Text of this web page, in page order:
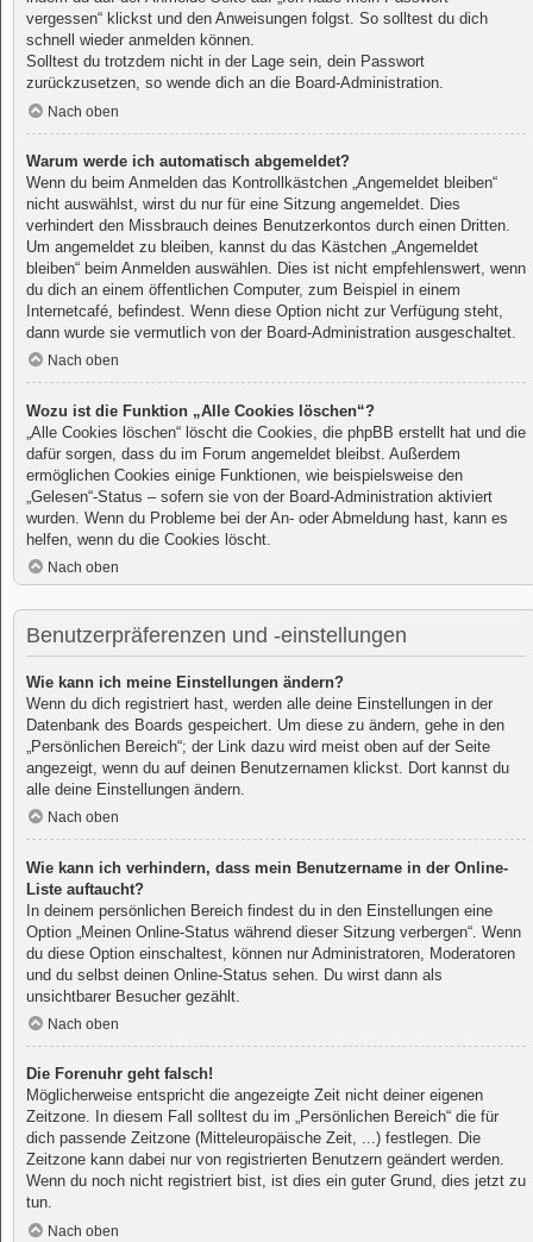
vergessen“ klickst und den Anweisungen folgst. So solltest du dich
schnell wieder anmelden können.
Solltest du trotzdem nicht in der Lage sein, dein Passwort
zurückzusetzen, so wende dich an die Board-Administration.
Nach oben
Warum werde ich automatisch abgemeldet?
Wenn du beim Anmelden das Kontrollkästchen „Angemeldet bleiben“
nicht auswählst, wirst du nur für eine Sitzung angemeldet. Dies
verhindert den Missbrauch deines Benutzerkontos durch einen Dritten.
Um angemeldet zu bleiben, kannst du das Kästchen „Angemeldet
bleiben“ beim Anmelden auswählen. Dies ist nicht empfehlenswert, wenn
du dich an einem öffentlichen Computer, zum Beispiel in einem
Internetcafé, befindest. Wenn diese Option nicht zur Verfügung steht,
dann wurde sie vermutlich von der Board-Administration ausgeschaltet.
Nach oben
Wozu ist die Funktion „Alle Cookies löschen“?
„Alle Cookies löschen“ löscht die Cookies, die phpBB erstellt hat und die
dafür sorgen, dass du im Forum angemeldet bleibst. Außerdem
ermöglichen Cookies einige Funktionen, wie beispielsweise den
„Gelesen“-Status – sofern sie von der Board-Administration aktiviert
wurden. Wenn du Probleme bei der An- oder Abmeldung hast, kann es
helfen, wenn du die Cookies löscht.
Nach oben
Benutzerpräferenzen und -einstellungen
Wie kann ich meine Einstellungen ändern?
Wenn du dich registriert hast, werden alle deine Einstellungen in der
Datenbank des Boards gespeichert. Um diese zu ändern, gehe in den
„Persönlichen Bereich“; der Link dazu wird meist oben auf der Seite
angezeigt, wenn du auf deinen Benutzernamen klickst. Dort kannst du
alle deine Einstellungen ändern.
Nach oben
Wie kann ich verhindern, dass mein Benutzername in der Online-
Liste auftaucht?
In deinem persönlichen Bereich findest du in den Einstellungen eine
Option „Meinen Online-Status während dieser Sitzung verbergen“. Wenn
du diese Option einschaltest, können nur Administratoren, Moderatoren
und du selbst deinen Online-Status sehen. Du wirst dann als
unsichtbarer Besucher gezählt.
Nach oben
Die Forenuhr geht falsch!
Möglicherweise entspricht die angezeigte Zeit nicht deiner eigenen
Zeitzone. In diesem Fall solltest du im „Persönlichen Bereich“ die für
dich passende Zeitzone (Mitteleuropäische Zeit, ...) festlegen. Die
Zeitzone kann dabei nur von registrierten Benutzern geändert werden.
Wenn du noch nicht registriert bist, ist dies ein guter Grund, dies jetzt zu
tun.
Nach oben